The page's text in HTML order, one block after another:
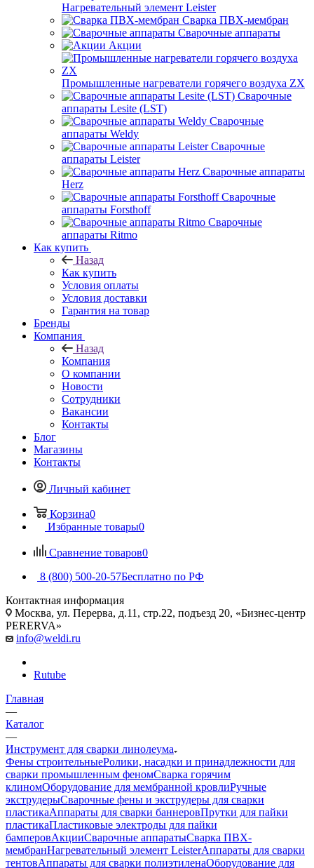
Нагревательный элемент Leister
Сварка ПВХ-мембран
Сварочные аппараты
Акции
Промышленные нагреватели горячего воздуха ZX
Сварочные
аппараты Lesite (LST)
Сварочные
аппараты Weldy
Сварочные
аппараты Leister
Сварочные аппараты
Herz
Сварочные
аппараты Forsthoff
Сварочные
аппараты Ritmo
Как купить
Назад
Как купить
Условия оплаты
Условия доставки
Гарантия на товар
Бренды
Компания
Назад
Компания
О компании
Новости
Сотрудники
Вакансии
Контакты
Блог
Магазины
Контакты
Личный кабинет
Корзина0
Избранные товары0
Сравнение товаров0
8 (800) 500-20-57Бесплатно по РФ
Контактная информация
Москва, ул. Перерва, д.11, стр.22, подъезд 20, «Бизнес-центр
PERERVA»
info@weldi.ru
Rutube
Главная
—
Каталог
—
Инструмент для сварки линолеума
Фены строительныеРолики, насадки и принадлежности для
сварки промышленным феномСварка горячим
клиномОборудование для мембранной кровлиРучные
экструдерыСварочные фены и экструдеры для сварки
пластикаАппараты для сварки баннеровПрутки для пайки
пластикаПластиковые электроды для пайки
бамперовАкцииСварочные аппаратыСварка ПВХ-
мембранНагревательный элемент LeisterАппараты для сварки
тентовАппараты для сварки полиэтиленаОборудование для